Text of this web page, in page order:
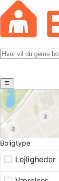
Boligtype
Lejligheder